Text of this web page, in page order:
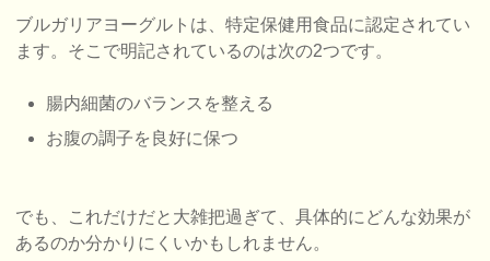
ブルガリアヨーグルトは、特定保健用食品に認定されてい
ます。そこで明記されているのは次の2つです。
腸内細菌のバランスを整える
お腹の調子を良好に保つ
でも、これだけだと大雑把過ぎて、具体的にどんな効果が
あるのか分かりにくいかもしれません。